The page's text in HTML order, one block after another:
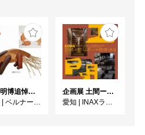
杉山明博追悼展 木とわたし―木工の妙技と美術教育
| ベルナール・ビュフェ美術館
企画展 土間ーつくって、つかって、再発見ー
愛知 | INAXライブミュージアム